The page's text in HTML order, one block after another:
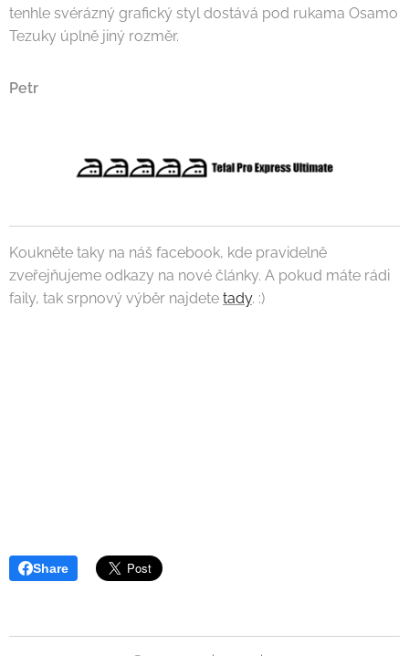
tenhle svérázný grafický styl dostává pod rukama Osamo
Tezuky úplně jiný rozměr.
Petr
Koukněte taky na náš facebook, kde pravidelně
zveřejňujeme odkazy na nové články. A pokud máte rádi
faily, tak srpnový výběr najdete tady. :)
Share